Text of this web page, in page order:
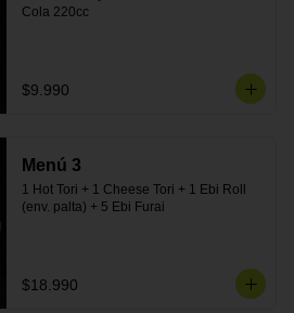
Cola 220cc
$9.990
Menú 3
1 Hot Tori + 1 Cheese Tori + 1 Ebi Roll
(env. palta) + 5 Ebi Furai
$18.990